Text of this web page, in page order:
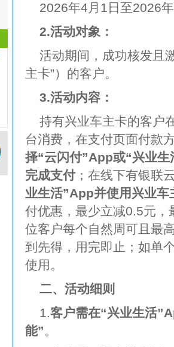
2026年4月1日至2026
2.活动对象：
活动期间，成功核发且
主卡”）的客户。
3.活动内容：
持有兴业车主卡的客户
台消费，在支付页面付款
择“云闪付”App或“兴业
完成支付 ；在线下有银联
业生活”App并使用兴业车
付优惠，最少立减0.5元
位客户每个自然周可且最
到先得，用完即止；如单
使用。
二、活动细则
1.客户需在“兴业生活
能”。